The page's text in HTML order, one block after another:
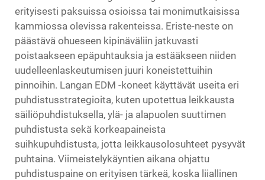
erityisesti paksuissa osioissa tai monimutkaisissa
kammiossa olevissa rakenteissa. Eriste-neste on
päästävä ohueseen kipinäväliin jatkuvasti
poistaakseen epäpuhtauksia ja estääkseen niiden
uudelleenlaskeutumisen juuri koneistettuihin
pinnoihin. Langan EDM -koneet käyttävät useita eri
puhdistusstrategioita, kuten upotettua leikkausta
säiliöpuhdistuksella, ylä- ja alapuolen suuttimen
puhdistusta sekä korkeapaineista
suihkupuhdistusta, jotta leikkausolosuhteet pysyvät
puhtaina. Viimeistelykäyntien aikana ohjattu
puhdistuspaine on erityisen tärkeä, koska liiallinen